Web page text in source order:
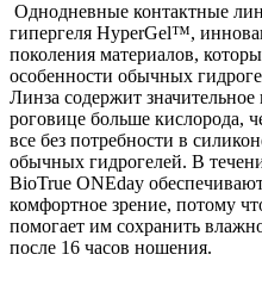
Однодневные контактные
гипергеля HyperGel™,
поколения материалов,
особенности обычных
Линза содержит
роговице больше кислорода,
все без потребности в
обычных гидрогелей. В
BioTrue ONEday
комфортное зрение, потому
помогает им сохранить
после 16 часов ношения.